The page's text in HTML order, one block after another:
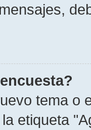
tema o
etiqueta